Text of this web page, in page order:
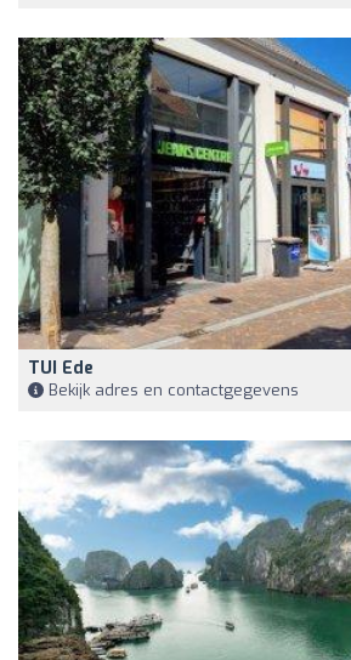
TUI Ede
Bekijk adres en contactgegevens